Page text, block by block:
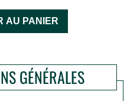
GÉNÉRALES